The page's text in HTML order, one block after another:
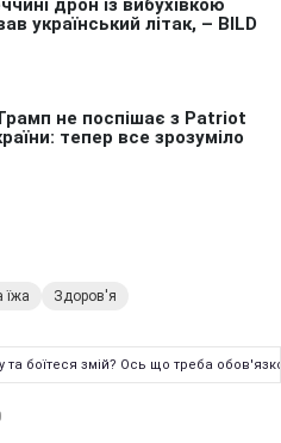
їжа Здоров'я
та боїтеся змій? Ось що треба